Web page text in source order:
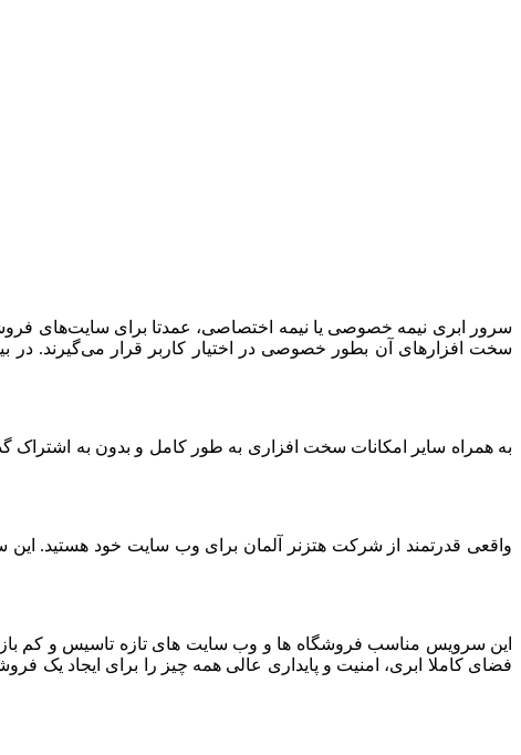
سرور ابری نیمه خصوصی یا نیمه اختصاصی، عمدتا برای سایت‌های
سخت افزارهای آن بطور خصوصی در اختیار کاربر قرار می‌گیرند.